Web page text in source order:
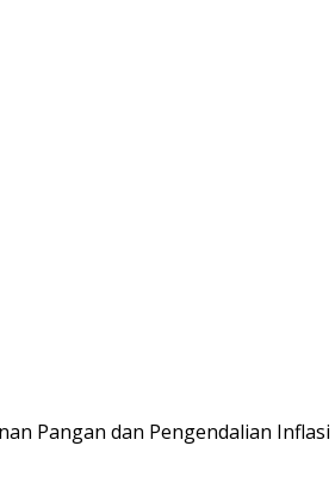
Pangan dan Pengendalian Inflasi